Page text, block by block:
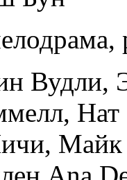
Вудли,
Нат
Майк